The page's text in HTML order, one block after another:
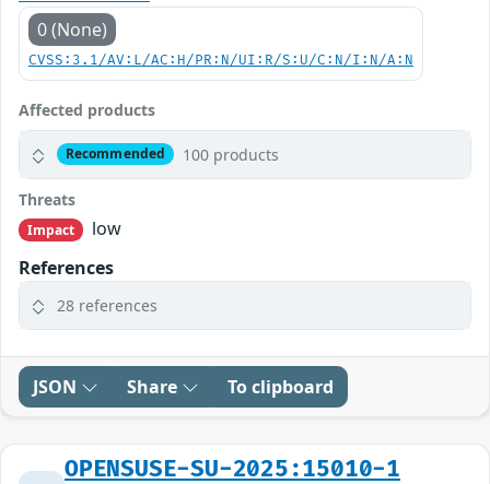
0 (None)
CVSS:3.1/AV:L/AC:H/PR:N/UI:R/S:U/C:N/I:N/A:N
Affected products
Recommended 100 products
Threats
Impact
low
References
28 references
JSON Share To clipboard
OPENSUSE-SU-2025:15010-1